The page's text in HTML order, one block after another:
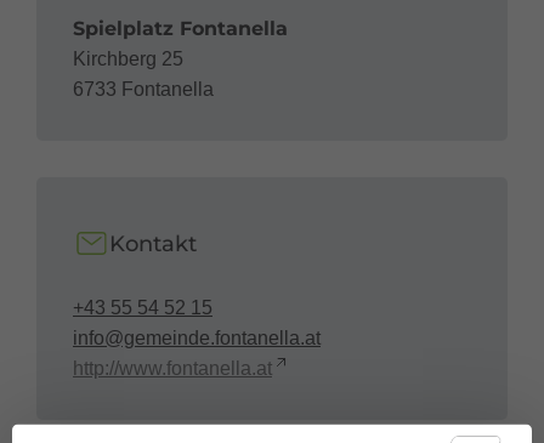
Spielplatz Fontanella
Kirchberg 25
6733 Fontanella
Kontakt
+43 55 54 52 15
info@gemeinde.fontanella.at
http://www.fontanella.at